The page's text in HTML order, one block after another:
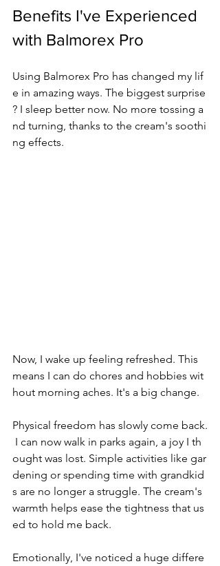
Benefits I've Experienced
with Balmorex Pro
Using Balmorex Pro has changed my lif
e in amazing ways. The biggest surprise
? I sleep better now. No more tossing a
nd turning, thanks to the cream's soothi
ng effects.
Now, I wake up feeling refreshed. This
means I can do chores and hobbies wit
hout morning aches. It's a big change.
Physical freedom has slowly come back.
I can now walk in parks again, a joy I th
ought was lost. Simple activities like gar
dening or spending time with grandkid
s are no longer a struggle. The cream's
warmth helps ease the tightness that us
ed to hold me back.
Emotionally, I've noticed a huge differe